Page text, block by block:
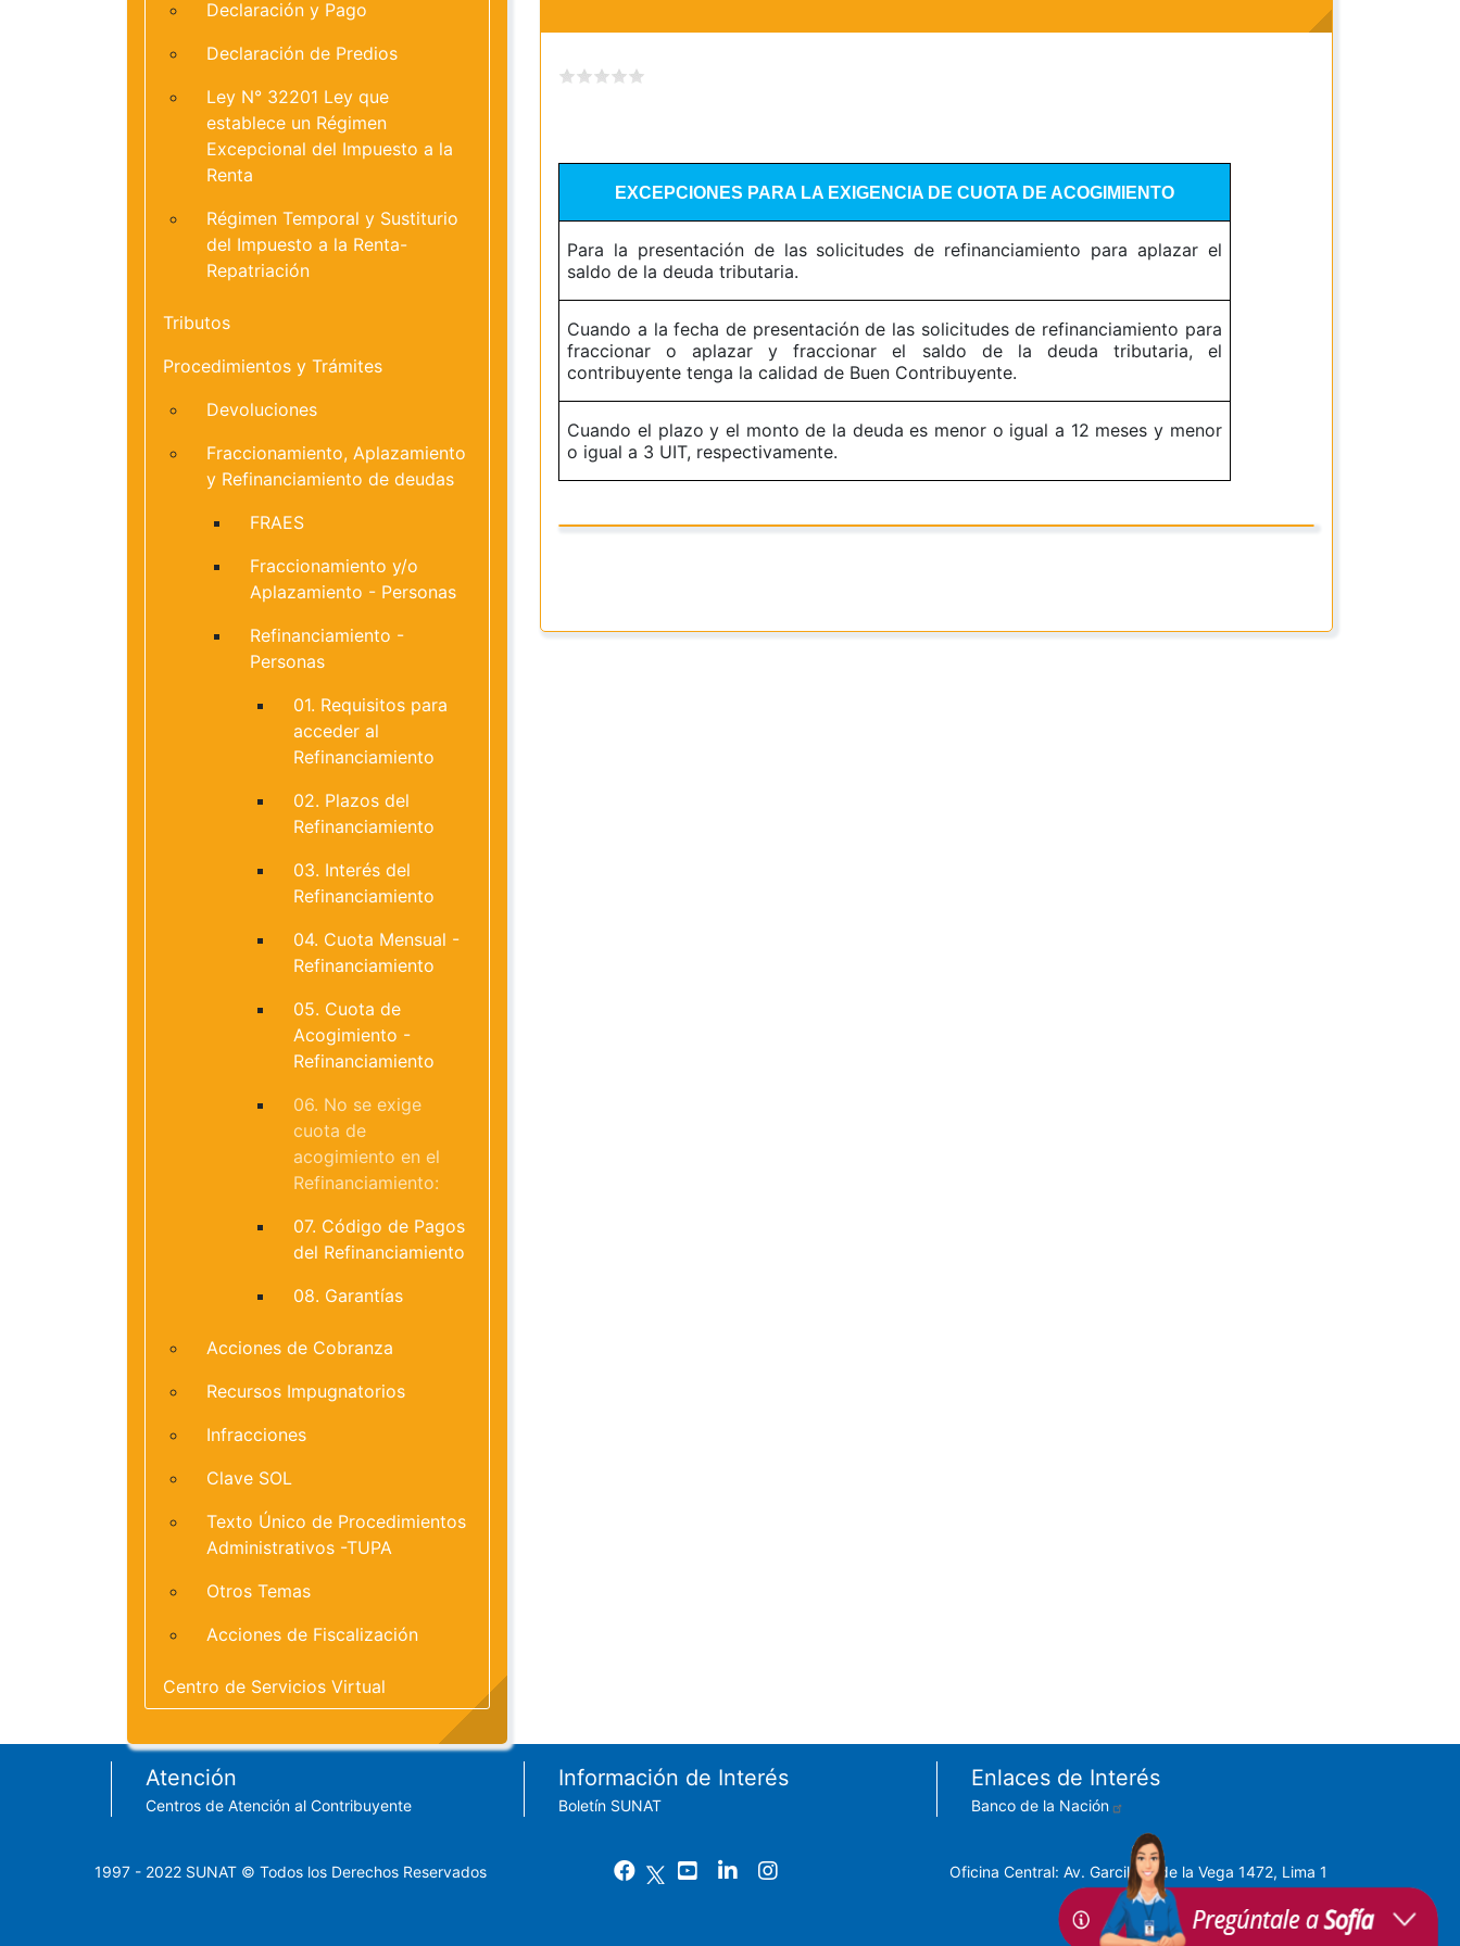
EXCEPCIONES PARA LA EXIGENCIA DE CUOTA DE ACOGIMIENTO
Para la presentación de las solicitudes de refinanciamiento para aplazar el
saldo de la deuda tributaria.
Cuando a la fecha de presentación de las solicitudes de refinanciamiento para
fraccionar o aplazar y fraccionar el saldo de la deuda tributaria, el
contribuyente tenga la calidad de Buen Contribuyente.
Cuando el plazo y el monto de la deuda es menor o igual a 12 meses y menor
o igual a 3 UIT, respectivamente.
Declaración y Pago
Declaración de Predios
Ley N° 32201 Ley que
establece un Régimen
Excepcional del Impuesto a la
Renta
Régimen Temporal y Sustiturio
del Impuesto a la Renta-
Repatriación
Tributos
Procedimientos y Trámites
Devoluciones
Fraccionamiento, Aplazamiento
y Refinanciamiento de deudas
FRAES
Fraccionamiento y/o
Aplazamiento - Personas
Refinanciamiento -
Personas
01. Requisitos para
acceder al
Refinanciamiento
02. Plazos del
Refinanciamiento
03. Interés del
Refinanciamiento
04. Cuota Mensual -
Refinanciamiento
05. Cuota de
Acogimiento -
Refinanciamiento
06. No se exige
cuota de
acogimiento en el
Refinanciamiento:
07. Código de Pagos
del Refinanciamiento
08. Garantías
Acciones de Cobranza
Recursos Impugnatorios
Infracciones
Clave SOL
Texto Único de Procedimientos
Administrativos -TUPA
Otros Temas
Acciones de Fiscalización
Centro de Servicios Virtual
Footer menu
Atención
Centros de Atención al Contribuyente
Información de Interés
Boletín SUNAT
Enlaces de Interés
Banco de la Nación
1997 - 2022 SUNAT © Todos los Derechos Reservados Oficina Central: Av. Garcilaso de la Vega 1472, Lima 1